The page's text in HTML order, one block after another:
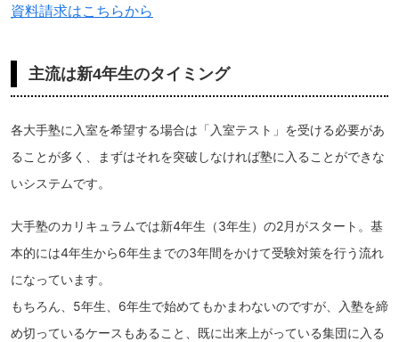
資料請求はこちらから
主流は新4年生のタイミング
各大手塾に入室を希望する場合は「入室テスト」を受ける必要があ
ることが多く、まずはそれを突破しなければ塾に入ることができな
いシステムです。
大手塾のカリキュラムでは新4年生（3年生）の2月がスタート。基
本的には4年生から6年生までの3年間をかけて受験対策を行う流れ
になっています。
もちろん、5年生、6年生で始めてもかまわないのですが、入塾を締
め切っているケースもあること、既に出来上がっている集団に入る